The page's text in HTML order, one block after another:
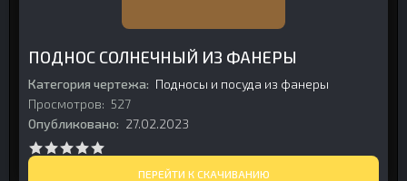
ПОДНОС СОЛНЕЧНЫЙ ИЗ ФАНЕРЫ
Категория чертежа: Подносы и посуда из фанеры
Просмотров: 527
Опубликовано: 27.02.2023
ПЕРЕЙТИ К СКАЧИВАНИЮ